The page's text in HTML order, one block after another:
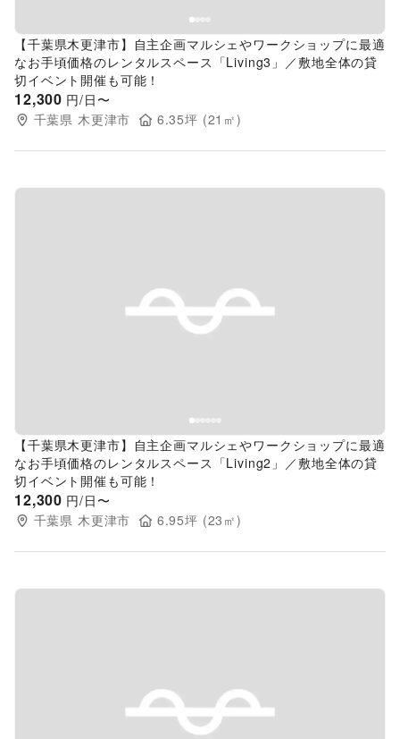
【千葉県木更津市】自主企画マルシェやワークショップに最適
なお手頃価格のレンタルスペース「Living3」／敷地全体の貸
切イベント開催も可能！
12,300 円/日〜
千葉県 木更津市 6.35坪 (21 ㎡)
Previous slide
【千葉県木更津市】自主企画マルシェやワークショップに最適
なお手頃価格のレンタルスペース「Living2」／敷地全体の貸
切イベント開催も可能！
12,300 円/日〜
千葉県 木更津市 6.95坪 (23 ㎡)
Previous slide